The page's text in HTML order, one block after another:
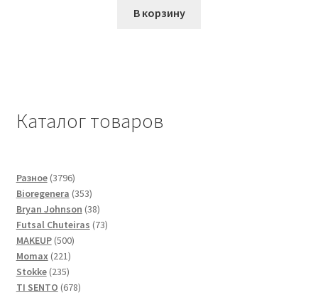
В корзину
Каталог товаров
Разное 37963796
товаров
Bioregenera 353353
товара
Bryan Johnson 3838
товаров
Futsal Сhuteiras 7373
MAKEUP 500500
Momax 221221
товар
Stokke 235235
товаров
TI SENTO 678678